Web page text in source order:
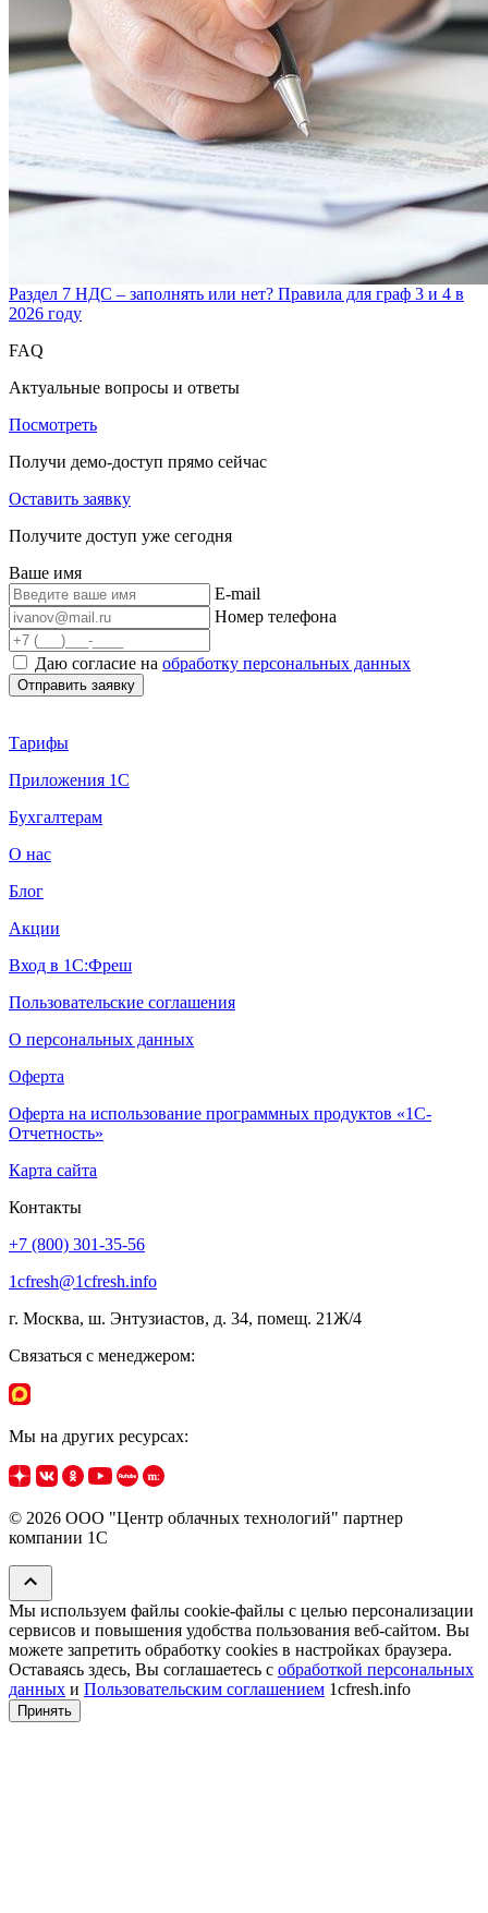
Раздел 7 НДС – заполнять или нет? Правила для граф 3 и 4 в
2026 году
FAQ
Актуальные вопросы и ответы
Посмотреть
Получи демо-доступ прямо сейчас
Оставить заявку
Получите доступ уже сегодня
Ваше имя
E-mail
Номер телефона
Даю согласие на обработку персональных данных
Тарифы
Приложения 1С
Бухгалтерам
О нас
Блог
Акции
Вход в 1С:Фреш
Пользовательские соглашения
О персональных данных
Оферта
Оферта на использование программных продуктов «1С-
Отчетность»
Карта сайта
Контакты
+7 (800) 301-35-56
1cfresh@1cfresh.info
г. Москва, ш. Энтузиастов, д. 34, помещ. 21Ж/4
Связаться с менеджером:
Мы на других ресурсах:
© 2026 ООО "Центр облачных технологий" партнер
компании 1C
Мы используем файлы cookie‑файлы с целью персонализации
сервисов и повышения удобства пользования веб-сайтом. Вы
можете запретить обработку сookies в настройках браузера.
Оставаясь здесь, Вы соглашаетесь с обработкой персональных
данных и Пользовательским соглашением 1cfresh.info
Принять